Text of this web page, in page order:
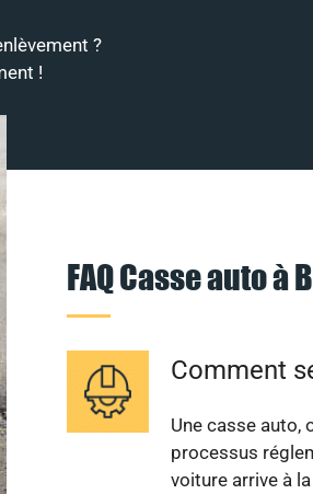
?
!
FAQ Casse auto à
Comment
Une casse auto,
processus
voiture arrive à